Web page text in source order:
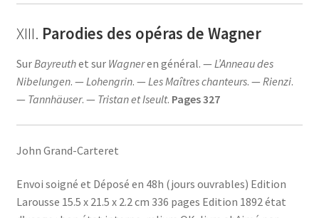
XIII. Parodies des opéras de Wagner
SurBayreuthet sur Wagneren général. — L’Anneau des
Nibelungen. — Lohengrin. — Les Maîtres chanteurs. — Rienzi.
— Tannhäuser. — Tristan et Iseult. Pages 327
John Grand-Carteret
Envoi soigné et Déposé en 48h (jours ouvrables) Edition
Larousse 15.5 x 21.5 x 2.2 cm 336 pages Edition 1892 état